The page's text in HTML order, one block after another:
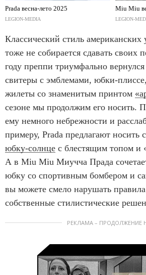
Prada весна-лето 2025
LEGION-MEDIA
Miu Miu
LEGION-
Классический стиль американских
тоже не собирается сдавать своих
году преппи триумфально
свитеры с эмблемами, юбки-
жилеты со знаменитым принтом
сезоне мы продолжим его носить.
ему немного небрежности и
примеру, Prada предлагают носить
юбку-солнце с блестящим топом и
А в Miu Miu Миучча Прада
юбку со спортивным бомбером и
вы можете смело нарушать
собственные стилистические
РЕКЛАМА – ПРОДОЛЖЕНИЕ